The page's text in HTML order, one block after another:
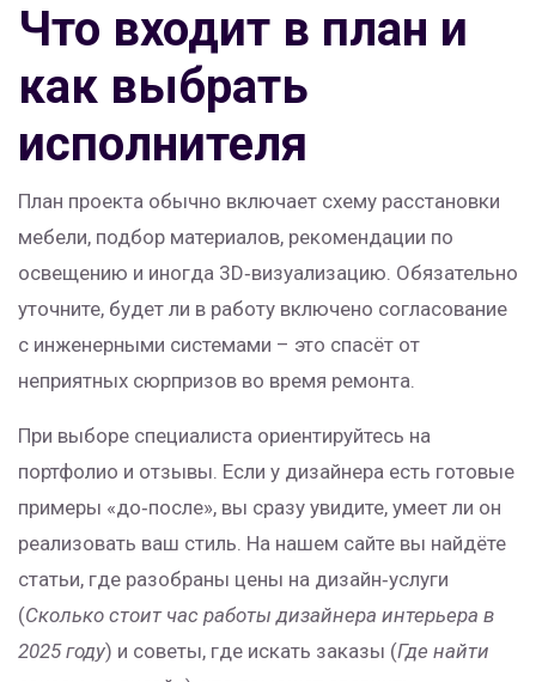
Что входит в план и
как выбрать
исполнителя
План проекта обычно включает схему расстановки
мебели, подбор материалов, рекомендации по
освещению и иногда 3D‑визуализацию. Обязательно
уточните, будет ли в работу включено согласование
с инженерными системами – это спасёт от
неприятных сюрпризов во время ремонта.
При выборе специалиста ориентируйтесь на
портфолио и отзывы. Если у дизайнера есть готовые
примеры «до‑после», вы сразу увидите, умеет ли он
реализовать ваш стиль. На нашем сайте вы найдёте
статьи, где разобраны цены на дизайн‑услуги
(Сколько стоит час работы дизайнера интерьера в
2025 году) и советы, где искать заказы (Где найти